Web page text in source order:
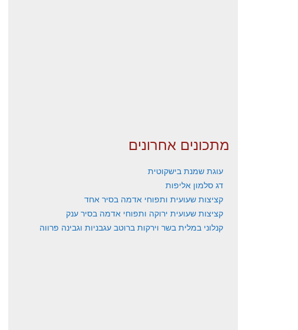
מתכונים אחרונים
עוגת שמנת בישקוטית
דג סלמון אליפות
קציצות שעועית ותפוחי אדמה בסיר אחד
קציצות שעועית ירוקה ותפוחי אדמה בסיר ענק
קנלוני במלית בשר וירקות ברוטב עגבניות וגבינה פרווה